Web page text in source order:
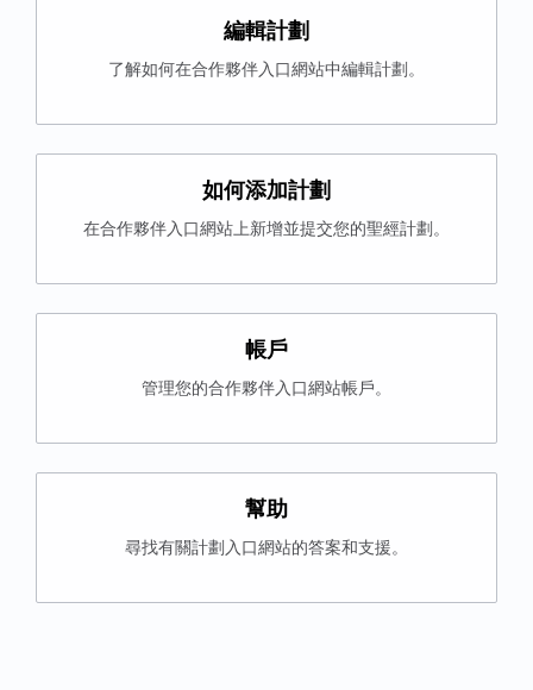
編輯計劃
了解如何在合作夥伴入口網站中編輯計劃。
如何添加計劃
在合作夥伴入口網站上新增並提交您的聖經計劃。
帳戶
管理您的合作夥伴入口網站帳戶。
幫助
尋找有關計劃入口網站的答案和支援。